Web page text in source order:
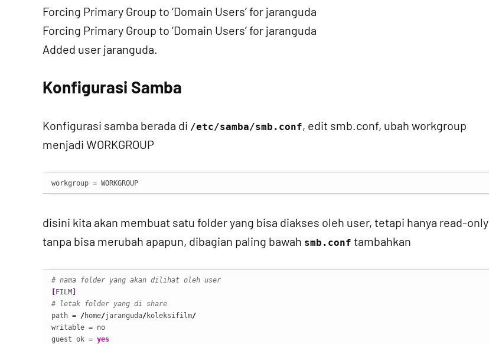
Forcing Primary Group to ‘Domain Users’ for jaranguda
Forcing Primary Group to ‘Domain Users’ for jaranguda
Added user jaranguda.
Konfigurasi Samba
Konfigurasi samba berada di /etc/samba/smb.conf, edit smb.conf, ubah workgroup
menjadi WORKGROUP
workgroup = WORKGROUP
disini kita akan membuat satu folder yang bisa diakses oleh user, tetapi hanya read-only
tanpa bisa merubah apapun, dibagian paling bawah smb.conf tambahkan
# nama folder yang akan dilihat oleh user
FILM
# letak folder yang di share
path = /home/jaranguda/koleksifilm/
writable = no
guest ok = yes